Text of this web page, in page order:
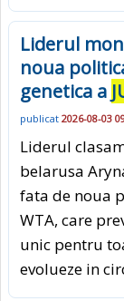
Liderul
noua
genetica a
publicat 2026-08-03
Liderul
belarusa
fata de noua
WTA, care
unic pentru
evolueze in